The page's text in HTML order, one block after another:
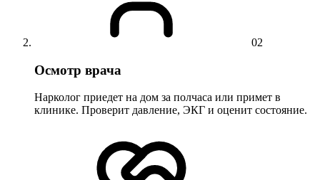
02
Осмотр врача
Нарколог приедет на дом за полчаса или примет в
клинике. Проверит давление, ЭКГ и оценит состояние.